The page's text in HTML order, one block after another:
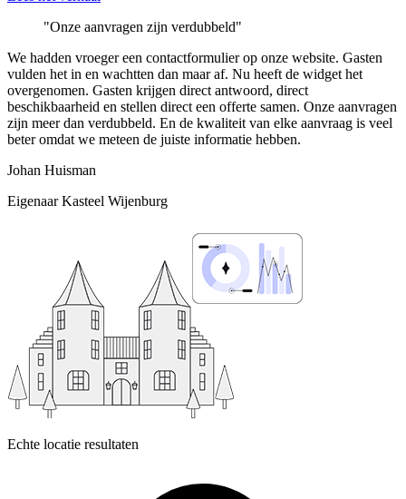
"Onze aanvragen zijn verdubbeld"
We hadden vroeger een contactformulier op onze website. Gasten
vulden het in en wachtten dan maar af. Nu heeft de widget het
overgenomen. Gasten krijgen direct antwoord, direct
beschikbaarheid en stellen direct een offerte samen. Onze aanvragen
zijn meer dan verdubbeld. En de kwaliteit van elke aanvraag is veel
beter omdat we meteen de juiste informatie hebben.
Johan Huisman
Eigenaar Kasteel Wijenburg
Echte locatie resultaten